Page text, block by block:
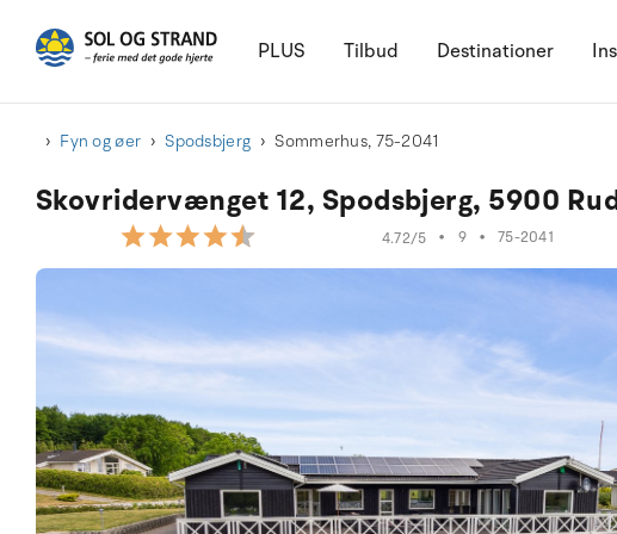
PLUS Tilbud Destinationer
Fyn og øer Spodsbjerg Sommerhus, 75-2041
Skovridervænget 12, Spodsbjerg, 5900
4.72/5 • 9 • 75-2041